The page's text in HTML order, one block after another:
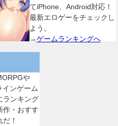
てiPhone、Android対応！
最新エロゲーをチェックし
よう。
→ゲームランキングへ
や
インゲーム
ランキング
作・おすす
！